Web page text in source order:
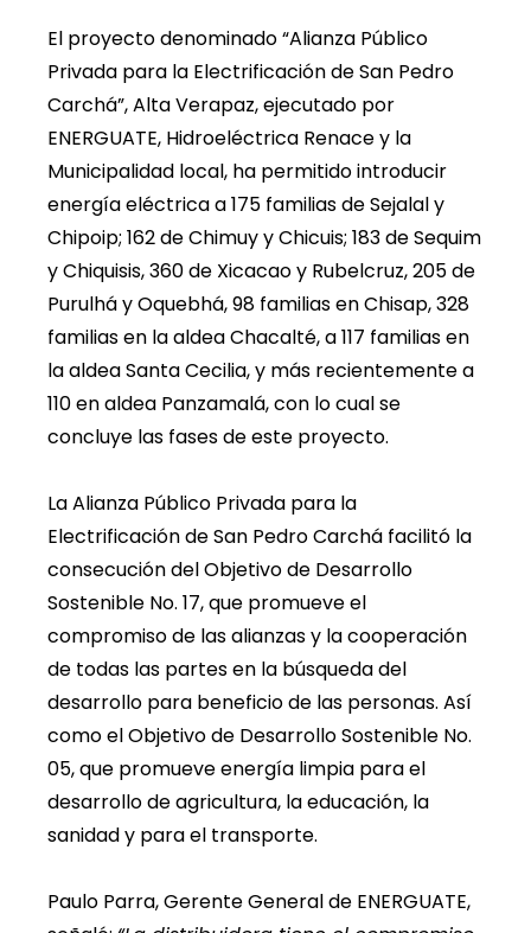
El proyecto denominado “Alianza Público
Privada para la Electrificación de San Pedro
Carchá”, Alta Verapaz, ejecutado por
ENERGUATE, Hidroeléctrica Renace y la
Municipalidad local, ha permitido introducir
energía eléctrica a 175 familias de Sejalal y
Chipoip; 162 de Chimuy y Chicuis; 183 de Sequim
y Chiquisis, 360 de Xicacao y Rubelcruz, 205 de
Purulhá y Oquebhá, 98 familias en Chisap, 328
familias en la aldea Chacalté, a 117 familias en
la aldea Santa Cecilia, y más recientemente a
110 en aldea Panzamalá, con lo cual se
concluye las fases de este proyecto.
La Alianza Público Privada para la
Electrificación de San Pedro Carchá facilitó la
consecución del Objetivo de Desarrollo
Sostenible No. 17, que promueve el
compromiso de las alianzas y la cooperación
de todas las partes en la búsqueda del
desarrollo para beneficio de las personas. Así
como el Objetivo de Desarrollo Sostenible No.
05, que promueve energía limpia para el
desarrollo de agricultura, la educación, la
sanidad y para el transporte.
Paulo Parra, Gerente General de ENERGUATE,